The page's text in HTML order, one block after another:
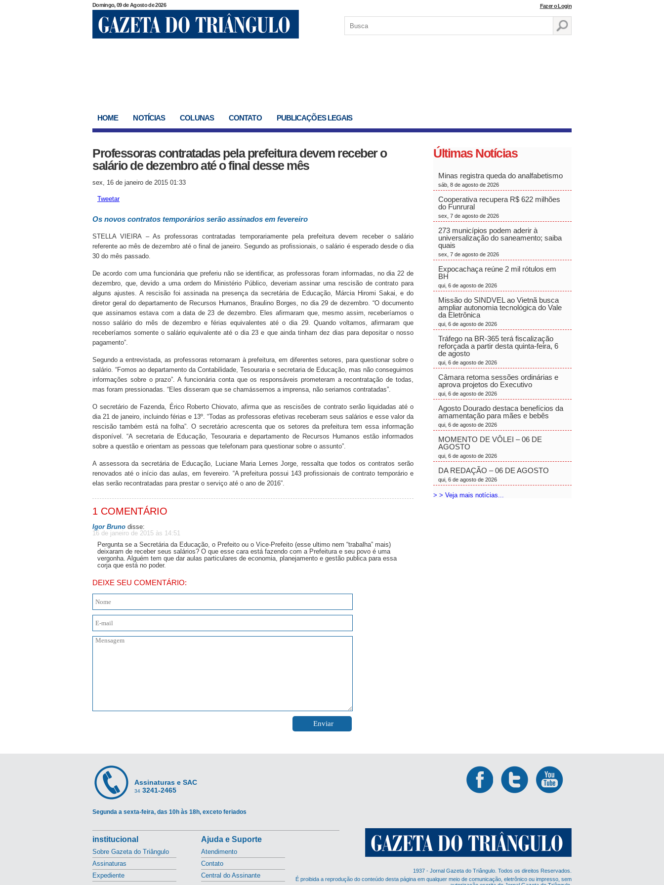
Domingo, 09 de Agosto de 2026 Fazer o Login
HOME NOTÍCIAS COLUNAS CONTATO PUBLICAÇÕES LEGAIS
Professoras contratadas pela prefeitura devem receber o
salário de dezembro até o final desse mês
sex, 16 de janeiro de 2015 01:33
Tweetar
Os novos contratos temporários serão assinados em fevereiro
STELLA VIEIRA – As professoras contratadas temporariamente pela prefeitura devem receber o salário
referente ao mês de dezembro até o final de janeiro. Segundo as profissionais, o salário é esperado desde o dia
30 do mês passado.
De acordo com uma funcionária que preferiu não se identificar, as professoras foram informadas, no dia 22 de
dezembro, que, devido a uma ordem do Ministério Público, deveriam assinar uma rescisão de contrato para
alguns ajustes. A rescisão foi assinada na presença da secretária de Educação, Márcia Hiromi Sakai, e do
diretor geral do departamento de Recursos Humanos, Braulino Borges, no dia 29 de dezembro. “O documento
que assinamos estava com a data de 23 de dezembro. Eles afirmaram que, mesmo assim, receberíamos o
nosso salário do mês de dezembro e férias equivalentes até o dia 29. Quando voltamos, afirmaram que
receberíamos somente o salário equivalente até o dia 23 e que ainda tinham dez dias para depositar o nosso
pagamento”.
Segundo a entrevistada, as professoras retornaram à prefeitura, em diferentes setores, para questionar sobre o
salário. “Fomos ao departamento da Contabilidade, Tesouraria e secretaria de Educação, mas não conseguimos
informações sobre o prazo”. A funcionária conta que os responsáveis prometeram a recontratação de todas,
mas foram pressionadas. “Eles disseram que se chamássemos a imprensa, não seriamos contratadas”.
O secretário de Fazenda, Érico Roberto Chiovato, afirma que as rescisões de contrato serão liquidadas até o
dia 21 de janeiro, incluindo férias e 13º. “Todas as professoras efetivas receberam seus salários e esse valor da
rescisão também está na folha”. O secretário acrescenta que os setores da prefeitura tem essa informação
disponível. “A secretaria de Educação, Tesouraria e departamento de Recursos Humanos estão informados
sobre a questão e orientam as pessoas que telefonam para questionar sobre o assunto”.
A assessora da secretária de Educação, Luciane Maria Lemes Jorge, ressalta que todos os contratos serão
renovados até o início das aulas, em fevereiro. “A prefeitura possui 143 profissionais de contrato temporário e
elas serão recontratadas para prestar o serviço até o ano de 2016”.
1 COMENTÁRIO
Igor Bruno disse:
16 de janeiro de 2015 às 14:51
Pergunta se a Secretária da Educação, o Prefeito ou o Vice-Prefeito (esse ultimo nem “trabalha” mais)
deixaram de receber seus salários? O que esse cara está fazendo com a Prefeitura e seu povo é uma
vergonha. Alguém tem que dar aulas particulares de economia, planejamento e gestão publica para essa
corja que está no poder.
DEIXE SEU COMENTÁRIO:
Últimas Notícias
Minas registra queda do analfabetismo
sáb, 8 de agosto de 2026
Cooperativa recupera R$ 622 milhões
do Funrural
sex, 7 de agosto de 2026
273 municípios podem aderir à
universalização do saneamento; saiba
quais
sex, 7 de agosto de 2026
Expocachaça reúne 2 mil rótulos em
BH
qui, 6 de agosto de 2026
Missão do SINDVEL ao Vietnã busca
ampliar autonomia tecnológica do Vale
da Eletrônica
qui, 6 de agosto de 2026
Tráfego na BR-365 terá fiscalização
reforçada a partir desta quinta-feira, 6
de agosto
qui, 6 de agosto de 2026
Câmara retoma sessões ordinárias e
aprova projetos do Executivo
qui, 6 de agosto de 2026
Agosto Dourado destaca benefícios da
amamentação para mães e bebês
qui, 6 de agosto de 2026
MOMENTO DE VÔLEI – 06 DE
AGOSTO
qui, 6 de agosto de 2026
DA REDAÇÃO – 06 DE AGOSTO
qui, 6 de agosto de 2026
> > Veja mais notícias...
Assinaturas e SAC
34 3241-2465
Segunda a sexta-feira, das 10h às 18h, exceto feriados
institucional
Sobre Gazeta do Triângulo
Assinaturas
Expediente
Ajuda e Suporte
Atendimento
Contato
Central do Assinante
1937 - Jornal Gazeta do Triângulo. Todos os direitos Reservados.
É proibida a reprodução do conteúdo desta página em qualquer meio de comunicação, eletrônico ou impresso, sem